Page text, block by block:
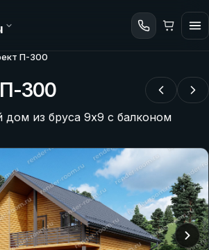
П-300
300
из бруса 9х9 с балконом